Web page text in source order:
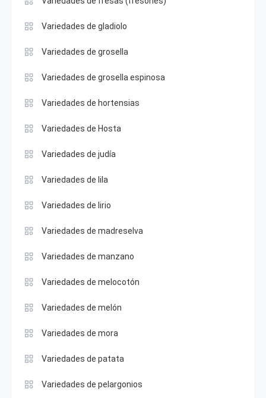
Variedades de gladiolo
Variedades de grosella
Variedades de grosella espinosa
Variedades de hortensias
Variedades de Hosta
Variedades de judía
Variedades de lila
Variedades de lirio
Variedades de madreselva
Variedades de manzano
Variedades de melocotón
Variedades de melón
Variedades de mora
Variedades de patata
Variedades de pelargonios